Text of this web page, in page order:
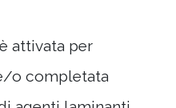
attivata per
o completata